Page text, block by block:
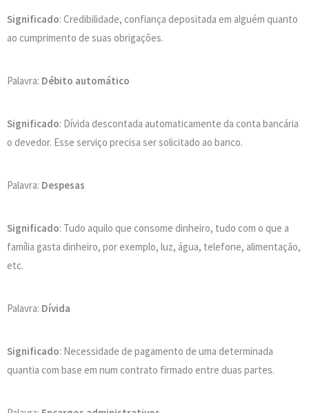
Significado: Credibilidade, confiança depositada em alguém quanto
ao cumprimento de suas obrigações.
Palavra: Débito automático
Significado: Dívida descontada automaticamente da conta bancária
o devedor. Esse serviço precisa ser solicitado ao banco.
Palavra: Despesas
Significado: Tudo aquilo que consome dinheiro, tudo com o que a
família gasta dinheiro, por exemplo, luz, água, telefone, alimentação,
etc.
Palavra: Dívida
Significado: Necessidade de pagamento de uma determinada
quantia com base em num contrato firmado entre duas partes.